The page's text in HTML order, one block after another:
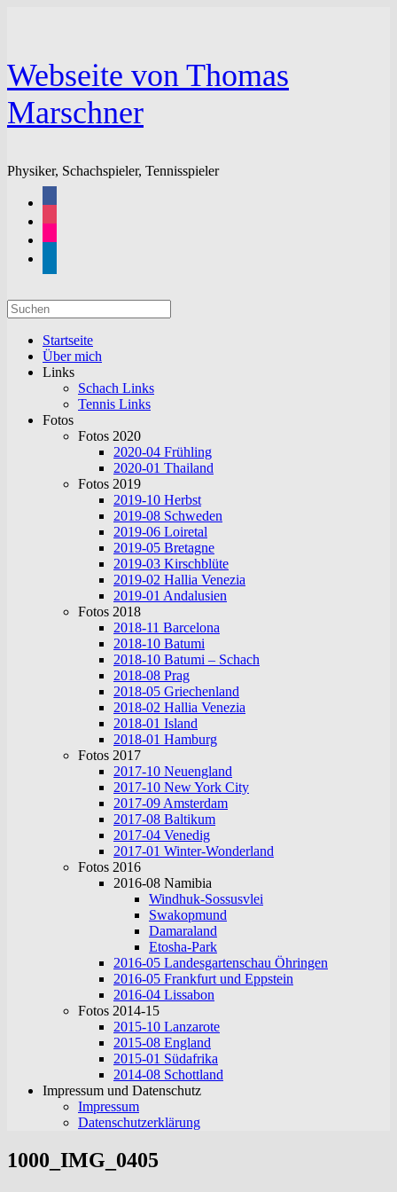
Webseite von Thomas
Marschner
Physiker, Schachspieler, Tennisspieler
Suchen
nach:
Startseite
Über mich
Links
Schach Links
Tennis Links
Fotos
Fotos 2020
2020-04 Frühling
2020-01 Thailand
Fotos 2019
2019-10 Herbst
2019-08 Schweden
2019-06 Loiretal
2019-05 Bretagne
2019-03 Kirschblüte
2019-02 Hallia Venezia
2019-01 Andalusien
Fotos 2018
2018-11 Barcelona
2018-10 Batumi
2018-10 Batumi – Schach
2018-08 Prag
2018-05 Griechenland
2018-02 Hallia Venezia
2018-01 Island
2018-01 Hamburg
Fotos 2017
2017-10 Neuengland
2017-10 New York City
2017-09 Amsterdam
2017-08 Baltikum
2017-04 Venedig
2017-01 Winter-Wonderland
Fotos 2016
2016-08 Namibia
Windhuk-Sossusvlei
Swakopmund
Damaraland
Etosha-Park
2016-05 Landesgartenschau Öhringen
2016-05 Frankfurt und Eppstein
2016-04 Lissabon
Fotos 2014-15
2015-10 Lanzarote
2015-08 England
2015-01 Südafrika
2014-08 Schottland
Impressum und Datenschutz
Impressum
Datenschutzerklärung
1000_IMG_0405